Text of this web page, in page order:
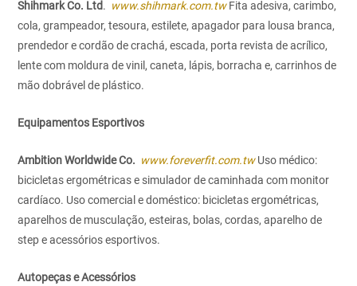
Shihmark Co. Ltd. www.shihmark.com.twFita adesiva, carimbo,
cola, grampeador, tesoura, estilete, apagador para lousa branca,
prendedor e cordão de crachá, escada, porta revista de acrílico,
lente com moldura de vinil, caneta, lápis, borracha e, carrinhos de
mão dobrável de plástico.
Equipamentos Esportivos
Ambition Worldwide Co. www.foreverfit.com.twUso médico:
bicicletas ergométricas e simulador de caminhada com monitor
cardíaco. Uso comercial e doméstico: bicicletas ergométricas,
aparelhos de musculação, esteiras, bolas, cordas, aparelho de
step e acessórios esportivos.
Autopeças e Acessórios